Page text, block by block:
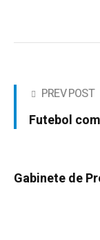
PREV POST
Futebol
Gabinete de